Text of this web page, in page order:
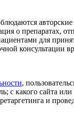
авторские
о препаратах,
для
консультации
,
с какого сайта
и